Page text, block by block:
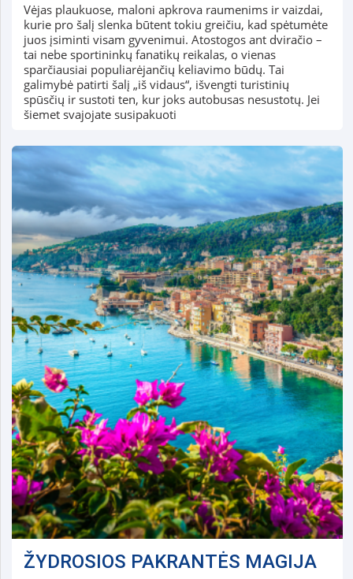
Vėjas plaukuose, maloni apkrova raumenims ir vaizdai,
kurie pro šalį slenka būtent tokiu greičiu, kad spėtumėte
juos įsiminti visam gyvenimui. Atostogos ant dviračio –
tai nebe sportininkų fanatikų reikalas, o vienas
sparčiausiai populiarėjančių keliavimo būdų. Tai
galimybė patirti šalį „iš vidaus“, išvengti turistinių
spūsčių ir sustoti ten, kur joks autobusas nesustotų. Jei
šiemet svajojate susipakuoti
ŽYDROSIOS PAKRANTĖS MAGIJA